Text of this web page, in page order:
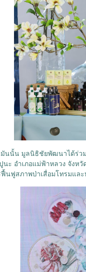
นนั้น มูลนิธิชัยพัฒนาได้ร่ว
อำเภอแม่ฟ้าหลวง จังหวั
นฟูสภาพป่าเสื่อมโทรมแล